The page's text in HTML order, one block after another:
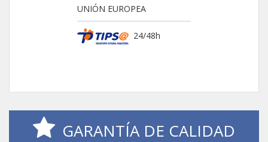
UNIÓN EUROPEA
24/48h
GARANTÍA DE CALIDAD